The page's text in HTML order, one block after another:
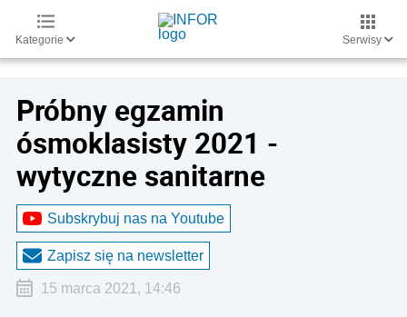
Kategorie Serwisy
Próbny egzamin
ósmoklasisty 2021 -
wytyczne sanitarne
Subskrybuj nas na Youtube
Zapisz się na newsletter
15 marca 2021, 14:46